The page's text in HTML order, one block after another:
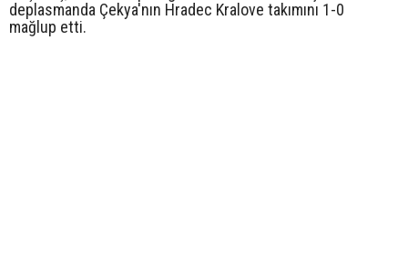
deplasmanda Çekya'nın Hradec Kralove takımını 1-0
mağlup etti.